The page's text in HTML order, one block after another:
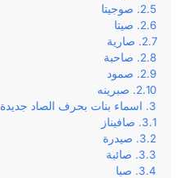
صوجيتا
صيتا
صارية
صاحبة
صمود
صبرينه
اسماء بنات بحرف الصاد جديدة
صافيناز
صيدرة
صائبة
صبا